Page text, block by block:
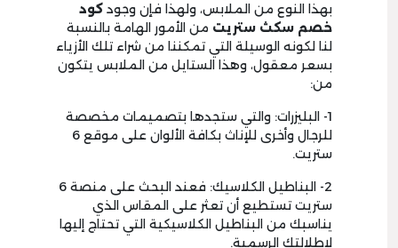
بهذا النوع من الملابس، ولهذا فإن وجود كود
خصم سكث ستريت من الأمور الهامة بالنسبة
لنا لكونه الوسيلة التي تمكننا من شراء تلك الأزياء
بسعر معقول، وهذا الستايل من الملابس يتكون
من:
1- البليزرات: والتي ستجدها بتصميمات مخصصة
للرجال وأخرى للإناث بكافة الألوان على موقع 6
ستريت.
2- البناطيل الكلاسيك: فعند البحث على منصة 6
ستريت تستطيع أن تعثر على المقاس الذي
يناسبك من البناطيل الكلاسيكية التي تحتاج إليها
لإطلالتك الرسمية.